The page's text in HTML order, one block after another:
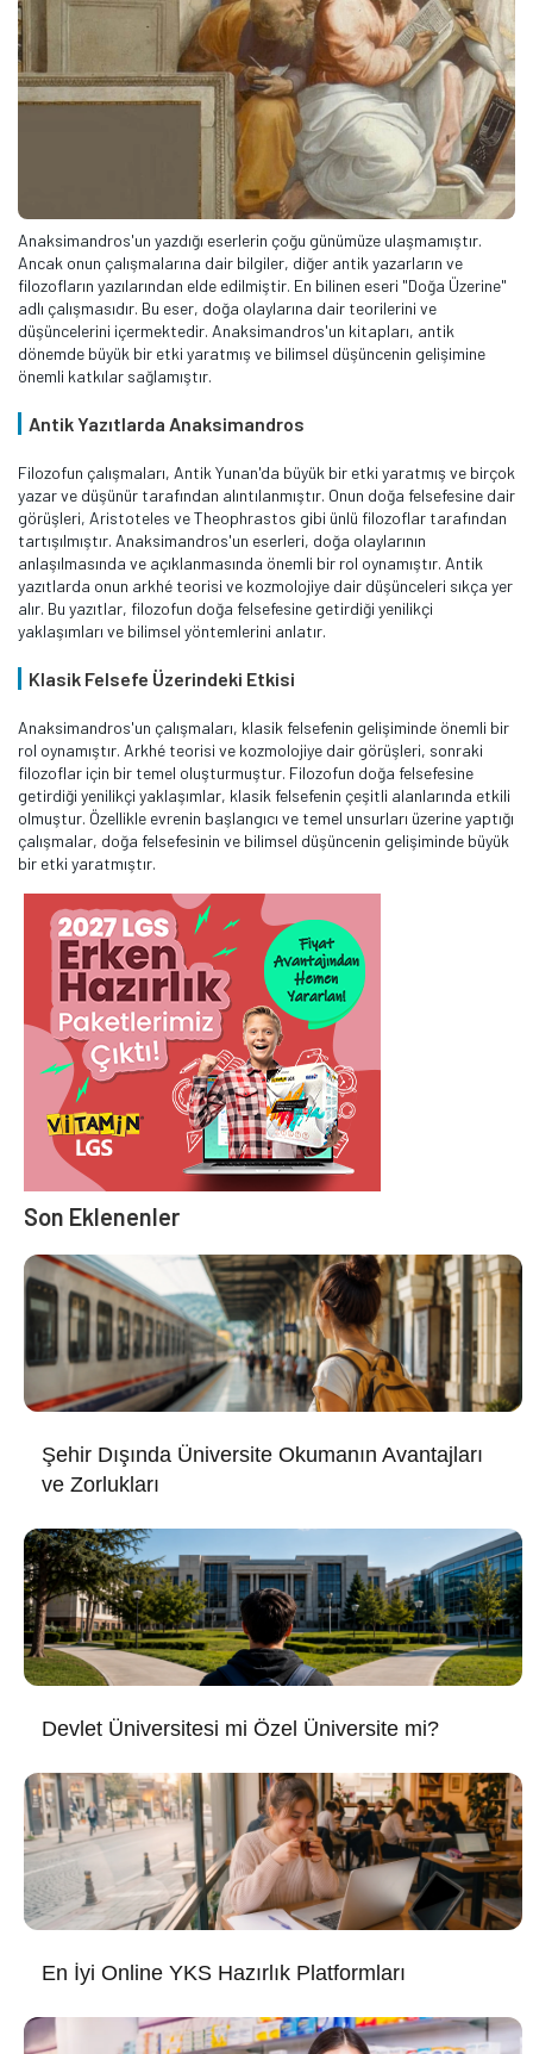
Anaksimandros'un yazdığı eserlerin çoğu günümüze ulaşmamıştır.
Ancak onun çalışmalarına dair bilgiler, diğer antik yazarların ve
filozofların yazılarından elde edilmiştir. En bilinen eseri "Doğa Üzerine"
adlı çalışmasıdır. Bu eser, doğa olaylarına dair teorilerini ve
düşüncelerini içermektedir. Anaksimandros'un kitapları, antik
dönemde büyük bir etki yaratmış ve bilimsel düşüncenin gelişimine
önemli katkılar sağlamıştır.
Antik Yazıtlarda Anaksimandros
Filozofun çalışmaları, Antik Yunan'da büyük bir etki yaratmış ve birçok
yazar ve düşünür tarafından alıntılanmıştır. Onun doğa felsefesine dair
görüşleri, Aristoteles ve Theophrastos gibi ünlü filozoflar tarafından
tartışılmıştır. Anaksimandros'un eserleri, doğa olaylarının
anlaşılmasında ve açıklanmasında önemli bir rol oynamıştır. Antik
yazıtlarda onun arkhé teorisi ve kozmolojiye dair düşünceleri sıkça yer
alır. Bu yazıtlar, filozofun doğa felsefesine getirdiği yenilikçi
yaklaşımları ve bilimsel yöntemlerini anlatır.
Klasik Felsefe Üzerindeki Etkisi
Anaksimandros'un çalışmaları, klasik felsefenin gelişiminde önemli bir
rol oynamıştır. Arkhé teorisi ve kozmolojiye dair görüşleri, sonraki
filozoflar için bir temel oluşturmuştur. Filozofun doğa felsefesine
getirdiği yenilikçi yaklaşımlar, klasik felsefenin çeşitli alanlarında etkili
olmuştur. Özellikle evrenin başlangıcı ve temel unsurları üzerine yaptığı
çalışmalar, doğa felsefesinin ve bilimsel düşüncenin gelişiminde büyük
bir etki yaratmıştır.
Son Eklenenler
Şehir Dışında Üniversite Okumanın Avantajları
ve Zorlukları
Devlet Üniversitesi mi Özel Üniversite mi?
En İyi Online YKS Hazırlık Platformları